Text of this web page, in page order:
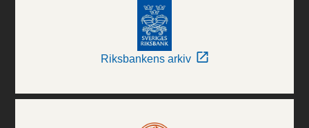
Riksbankens arkiv